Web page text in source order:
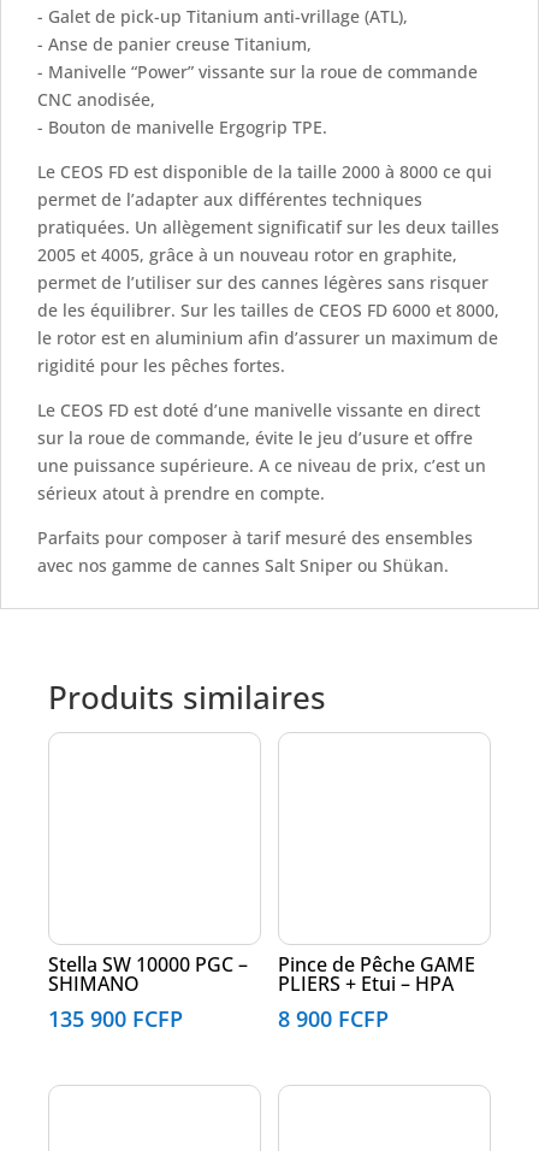
- Galet de pick-up Titanium anti-vrillage (ATL),
- Anse de panier creuse Titanium,
- Manivelle “Power” vissante sur la roue de commande
CNC anodisée,
- Bouton de manivelle Ergogrip TPE.
Le CEOS FD est disponible de la taille 2000 à 8000 ce qui
permet de l’adapter aux différentes techniques
pratiquées. Un allègement significatif sur les deux tailles
2005 et 4005, grâce à un nouveau rotor en graphite,
permet de l’utiliser sur des cannes légères sans risquer
de les équilibrer. Sur les tailles de CEOS FD 6000 et 8000,
le rotor est en aluminium afin d’assurer un maximum de
rigidité pour les pêches fortes.
Le CEOS FD est doté d’une manivelle vissante en direct
sur la roue de commande, évite le jeu d’usure et offre
une puissance supérieure. A ce niveau de prix, c’est un
sérieux atout à prendre en compte.
Parfaits pour composer à tarif mesuré des ensembles
avec nos gamme de cannes Salt Sniper ou Shükan.
Produits similaires
Stella SW 10000 PGC –
SHIMANO
135 900 FCFP
Pince de Pêche GAME
PLIERS + Etui – HPA
8 900 FCFP